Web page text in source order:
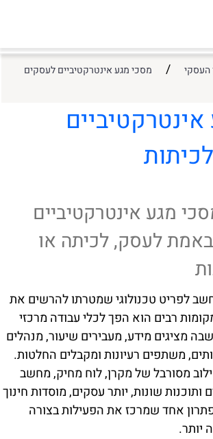
העסקי /
מסכי מגע אינטרקטיביים לעסקים
מגע אינטרקטיביים
לעסק, לכיתה או
לפריט טכנולוגי שמטרתו להרשים את
רבים הוא הפך לכלי עבודה מרכזי
מציגים מידע, מעבירים שיעור, מנהלים
משתפים רעיונות ומקבלים החלטות.
מסורבל של מקרן, לוח מחיק, מחשב
ותוכנות שונות, יותר עסקים, מוסדות חינוך
אחד שמרכז את הפעילות בצורה
יותר.